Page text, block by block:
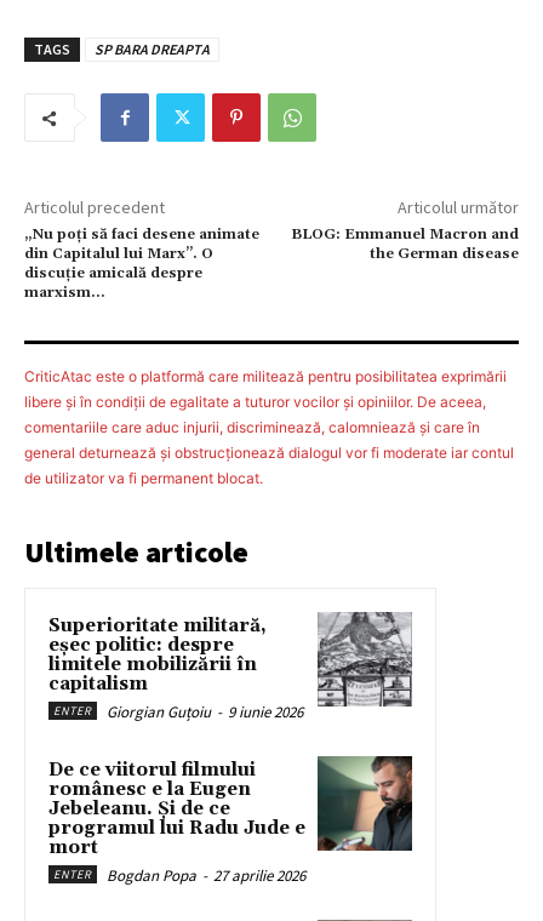
TAGS SP BARA DREAPTA
Articolul precedent
„Nu poți să faci desene animate
din Capitalul lui Marx”. O
discuţie amicală despre
marxism…
Articolul următor
BLOG: Emmanuel Macron and
the German disease
CriticAtac este o platformă care militează pentru posibilitatea exprimării
libere şi în condiţii de egalitate a tuturor vocilor şi opiniilor. De aceea,
comentariile care aduc injurii, discriminează, calomniează şi care în
general deturnează şi obstrucţionează dialogul vor fi moderate iar contul
de utilizator va fi permanent blocat.
Ultimele articole
Superioritate militară,
eșec politic: despre
limitele mobilizării în
capitalism
ENTER Giorgian Guțoiu - 9 iunie 2026
De ce viitorul filmului
românesc e la Eugen
Jebeleanu. Și de ce
programul lui Radu Jude e
mort
ENTER Bogdan Popa - 27 aprilie 2026